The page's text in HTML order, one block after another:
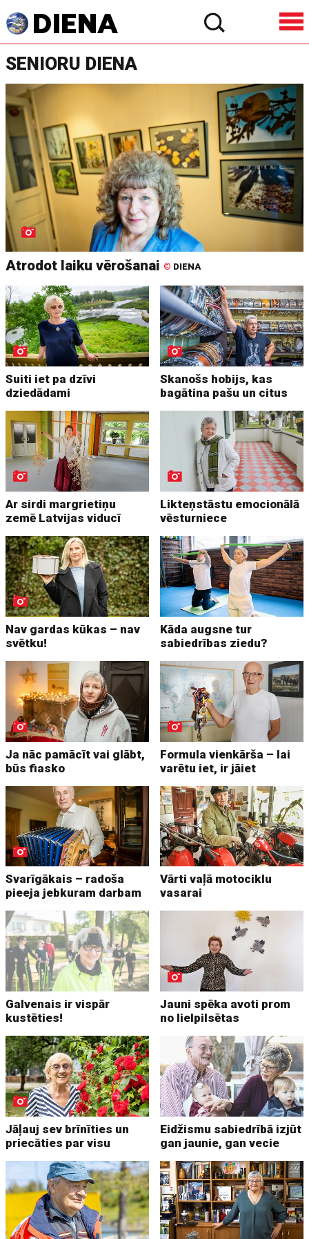
SENIORU DIENA
Atrodot laiku vērošanai © DIENA
Suiti iet pa dzīvi
dziedādami
Skanošs hobijs, kas
bagātina pašu un citus
Ar sirdi margrietiņu
zemē Latvijas viducī
Likteņstāstu emocionālā
vēsturniece
Nav gardas kūkas – nav
svētku!
Kāda augsne tur
sabiedrības ziedu?
Ja nāc pamācīt vai glābt,
būs fiasko
Formula vienkārša – lai
varētu iet, ir jāiet
Svarīgākais – radoša
pieeja jebkuram darbam
Vārti vaļā motociklu
vasarai
Galvenais ir vispār
kustēties!
Jauni spēka avoti prom
no lielpilsētas
Jāļauj sev brīnīties un
priecāties par visu
Eidžismu sabiedrībā izjūt
gan jaunie, gan vecie